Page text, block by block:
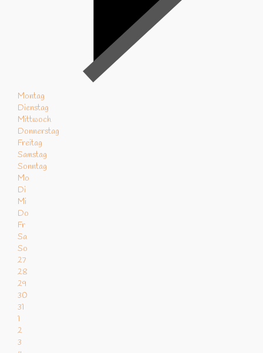
Montag
Dienstag
Mittwoch
Donnerstag
Freitag
Samstag
Sonntag
Mo
Di
Mi
Do
Fr
Sa
So
27
28
29
30
31
1
2
3